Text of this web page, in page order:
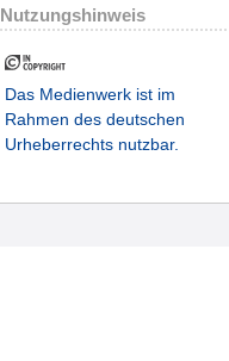
Nutzungshinweis
Das Medienwerk ist im
Rahmen des deutschen
Urheberrechts nutzbar.